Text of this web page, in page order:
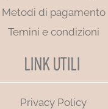
Metodi di pagamento
Temini e condizioni
LINK UTILI
Privacy Policy